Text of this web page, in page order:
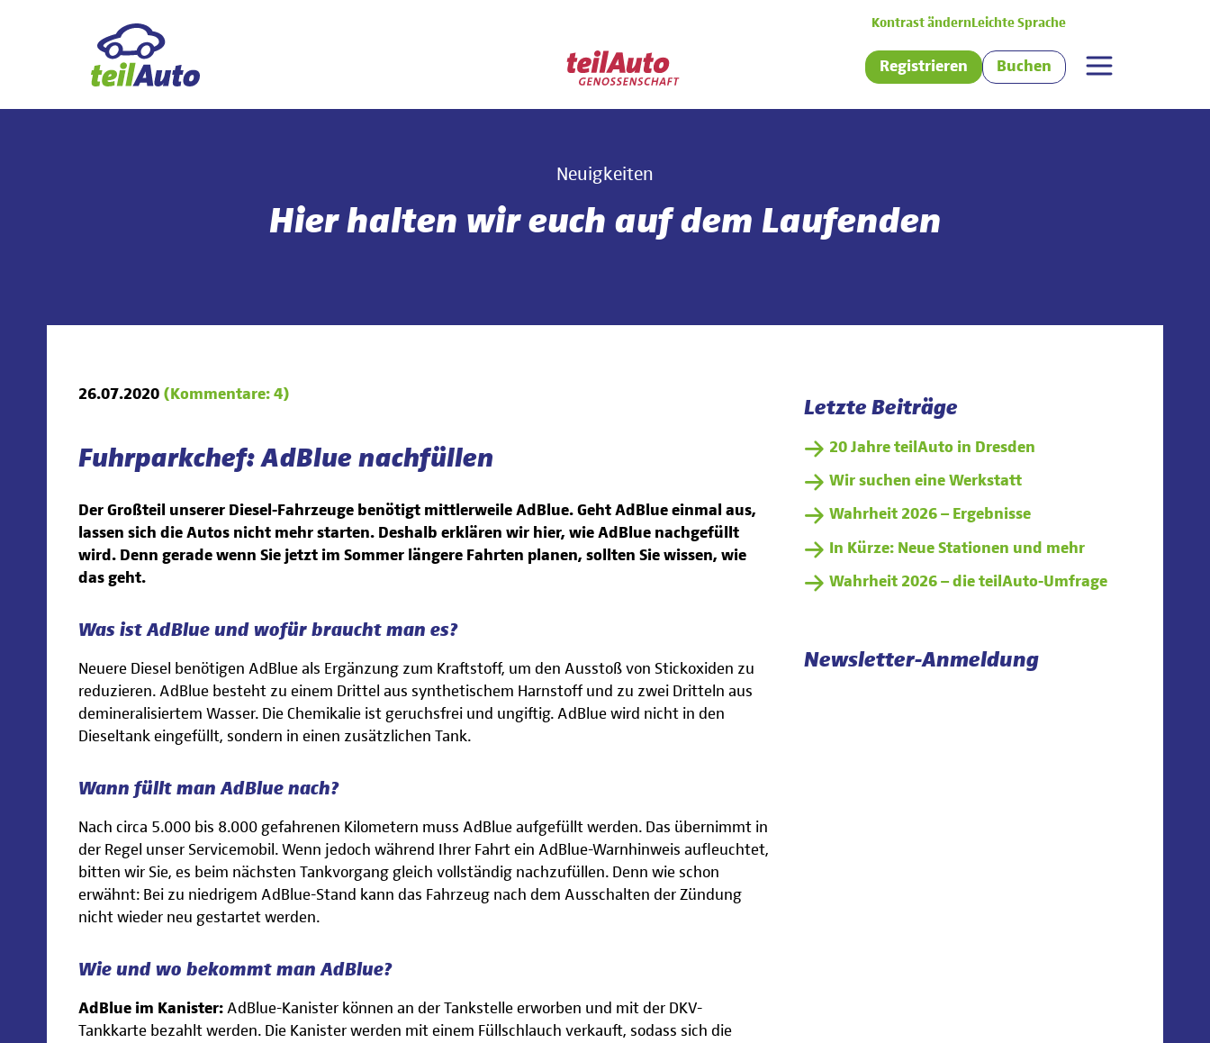
Kontrast ändern Leichte Sprache
Registrieren Buchen
Neuigkeiten
Hier halten wir euch auf dem Laufenden
26.07.2020 (Kommentare: 4)
Fuhrparkchef: AdBlue nachfüllen
Der Großteil unserer Diesel-Fahrzeuge benötigt mittlerweile AdBlue. Geht AdBlue einmal aus,
lassen sich die Autos nicht mehr starten. Deshalb erklären wir hier, wie AdBlue nachgefüllt
wird. Denn gerade wenn Sie jetzt im Sommer längere Fahrten planen, sollten Sie wissen, wie
das geht.
Was ist AdBlue und wofür braucht man es?
Neuere Diesel benötigen AdBlue als Ergänzung zum Kraftstoff, um den Ausstoß von Stickoxiden zu
reduzieren. AdBlue besteht zu einem Drittel aus synthetischem Harnstoff und zu zwei Dritteln aus
demineralisiertem Wasser. Die Chemikalie ist geruchsfrei und ungiftig. AdBlue wird nicht in den
Dieseltank eingefüllt, sondern in einen zusätzlichen Tank.
Wann füllt man AdBlue nach?
Nach circa 5.000 bis 8.000 gefahrenen Kilometern muss AdBlue aufgefüllt werden. Das übernimmt in
der Regel unser Servicemobil. Wenn jedoch während Ihrer Fahrt ein AdBlue-Warnhinweis aufleuchtet,
bitten wir Sie, es beim nächsten Tankvorgang gleich vollständig nachzufüllen. Denn wie schon
erwähnt: Bei zu niedrigem AdBlue-Stand kann das Fahrzeug nach dem Ausschalten der Zündung
nicht wieder neu gestartet werden.
Wie und wo bekommt man AdBlue?
AdBlue im Kanister: AdBlue-Kanister können an der Tankstelle erworben und mit der DKV-
Tankkarte bezahlt werden. Die Kanister werden mit einem Füllschlauch verkauft, sodass sich die
Letzte Beiträge
20 Jahre teilAuto in Dresden
Wir suchen eine Werkstatt
Wahrheit 2026 – Ergebnisse
In Kürze: Neue Stationen und mehr
Wahrheit 2026 – die teilAuto-Umfrage
Newsletter-Anmeldung